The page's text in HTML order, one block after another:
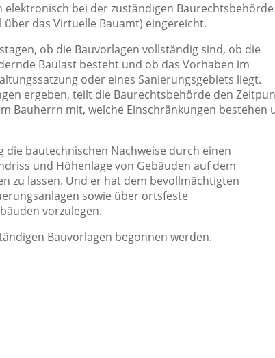
bei der zuständigen Baurechtsbehörde
das Virtuelle Bauamt) eingereicht.
ob die Bauvorlagen vollständig sind, ob die
Baulast besteht und ob das Vorhaben im
oder eines Sanierungsgebiets liegt.
ergeben, teilt die Baurechtsbehörde den
Bauherrn mit, welche Einschränkungen bestehen
bautechnischen Nachweise durch einen
und Höhenlage von Gebäuden auf dem
zu lassen. Und er hat dem bevollmächtigten
sowie über ortsfeste
vorzulegen.
Bauvorlagen begonnen werden.